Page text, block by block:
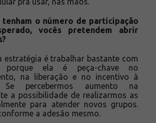
tenham o número de participação
vocês pretendem abrir
estratégia é trabalhar bastante com
porque ela é peça-chave no
na liberação e no incentivo à
Se percebermos aumento na
a possibilidade de realizarmos as
para atender novos grupos.
a adesão mesmo.